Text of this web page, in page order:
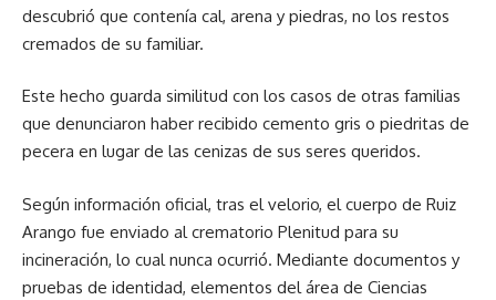
descubrió que contenía cal, arena y piedras, no los restos
cremados de su familiar.
Este hecho guarda similitud con los casos de otras familias
que denunciaron haber recibido cemento gris o piedritas de
pecera en lugar de las cenizas de sus seres queridos.
Según información oficial, tras el velorio, el cuerpo de Ruiz
Arango fue enviado al crematorio Plenitud para su
incineración, lo cual nunca ocurrió. Mediante documentos y
pruebas de identidad, elementos del área de Ciencias